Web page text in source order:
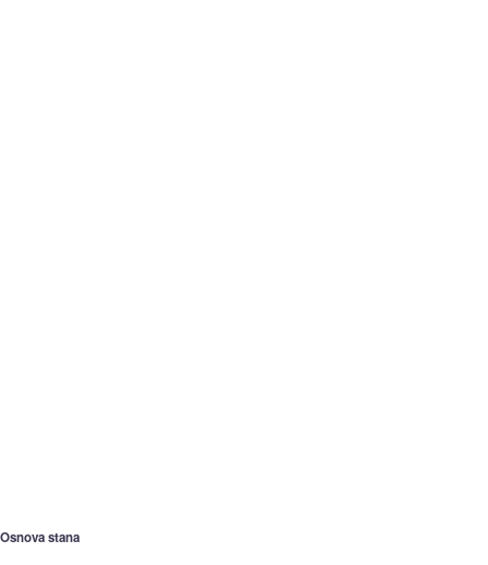
Osnova stana